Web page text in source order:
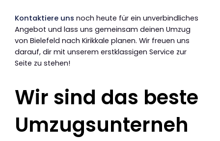
Kontaktiere uns noch heute für ein unverbindliches
Angebot und lass uns gemeinsam deinen Umzug
von Bielefeld nach Kirikkale planen. Wir freuen uns
darauf, dir mit unserem erstklassigen Service zur
Seite zu stehen!
Wir sind das beste
Umzugsunterneh